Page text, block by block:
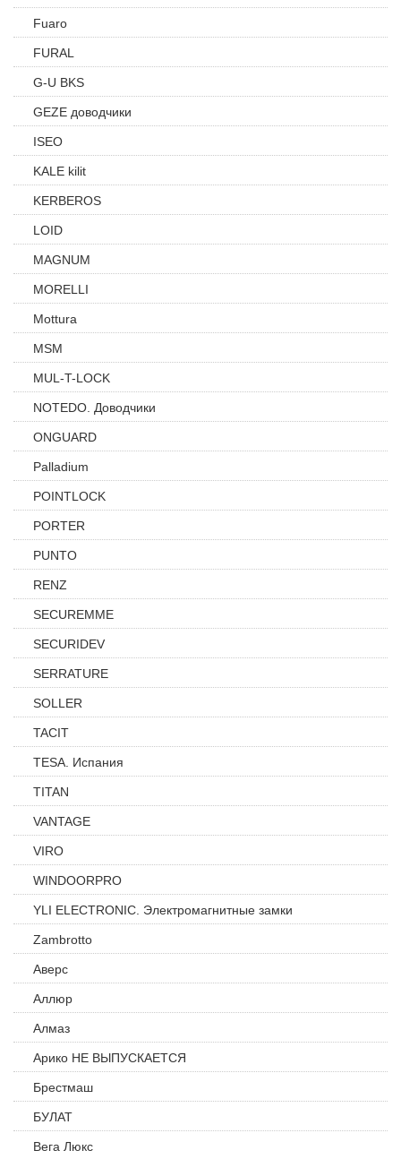
Fuaro
FURAL
G-U BKS
GEZE доводчики
ISEO
KALE kilit
KERBEROS
LOID
MAGNUM
MORELLI
Mottura
MSM
MUL-T-LOCK
NOTEDO. Доводчики
ONGUARD
Palladium
POINTLOCK
PORTER
PUNTO
RENZ
SECUREMME
SECURIDEV
SERRATURE
SOLLER
TACIT
TESA. Испания
TITAN
VANTAGE
VIRO
WINDOORPRO
YLI ELECTRONIC. Электромагнитные замки
Zambrotto
Аверс
Аллюр
Алмаз
Арико НЕ ВЫПУСКАЕТСЯ
Брестмаш
БУЛАТ
Вега Люкс